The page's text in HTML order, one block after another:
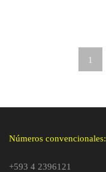
1
Números convencionales:
+593 4 2396121